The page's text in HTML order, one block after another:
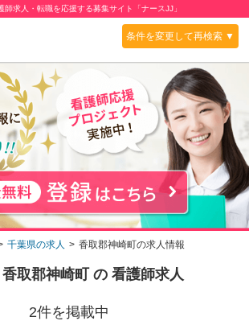
求人・転職を応援する募集サイト「ナースJJ」
条件を変更して再検索 ▼
千葉県の求人 香取郡神崎町の求人情報
取郡神崎町 の 看護師求人
2件を掲載中